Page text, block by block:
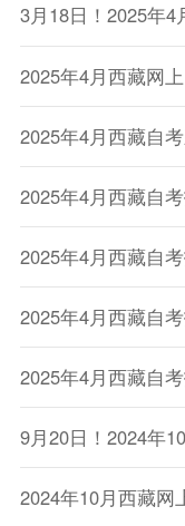
3月18日！2025年
2025年4月西藏网
2025年4月西藏自
2025年4月西藏自
2025年4月西藏自
2025年4月西藏自
2025年4月西藏自
9月20日！2024年
2024年10月西藏网